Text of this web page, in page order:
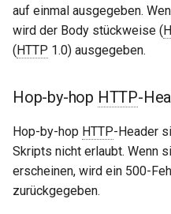
auf einmal ausgegeben.
wird der Body stückweise (
(HTTP 1.0) ausgegeben.
Hop-by-hop HTTP-
Hop-by-hop HTTP-Header
Skripts nicht erlaubt. Wenn
erscheinen, wird ein 500-
zurückgegeben.